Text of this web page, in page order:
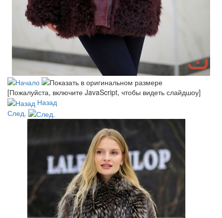
[Пожалуйста, включите JavaScript, чтобы видеть слайдшоу]
Назад
След.